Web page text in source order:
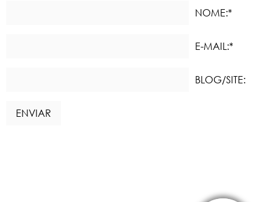
NOME:*
E-MAIL:*
BLOG/SITE: